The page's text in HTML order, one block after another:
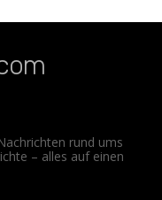
rund ums
– alles auf einen